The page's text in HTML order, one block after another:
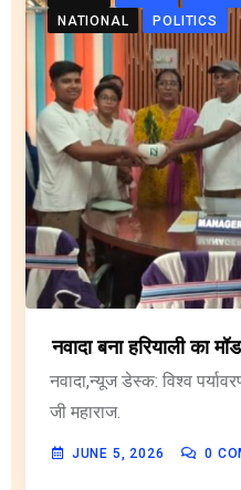
NATIONAL
POLITICS
नवादा बना हरियाली का
नवादा,न्यूज डेस्क: विश्व
जी महाराज.
JUNE 5, 2026 0